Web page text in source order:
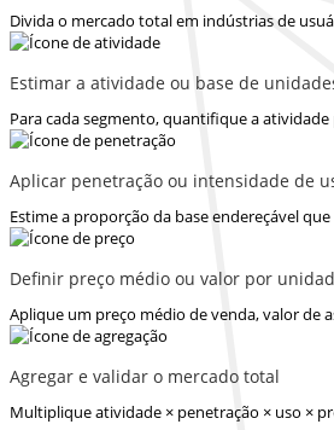
Divida o mercado total em indústrias de
Estimar a atividade ou base de
Para cada segmento, quantifique a
Aplicar penetração ou intensidade de
Estime a proporção da base endereçável
Definir preço médio ou valor por
Aplique um preço médio de venda, valor de
Agregar e validar o mercado total
Multiplique atividade × penetração × uso ×